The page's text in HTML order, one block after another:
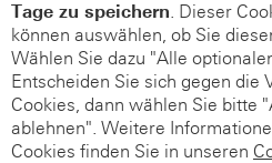
Tage zu speichern. Dieser
können auswählen, ob Sie
Wählen Sie dazu "Alle
Entscheiden Sie sich gegen die
Cookies, dann wählen Sie bitte
ablehnen". Weitere
Cookies finden Sie in unseren